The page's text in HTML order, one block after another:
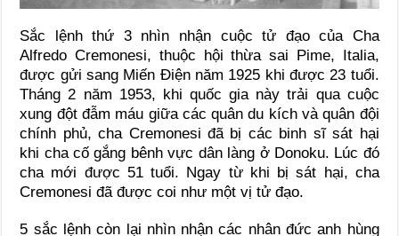
Sắc lệnh thứ 3 nhìn nhận cuộc tử đạo của Cha
Alfredo Cremonesi, thuộc hội thừa sai Pime, Italia,
được gửi sang Miến Điện năm 1925 khi được 23 tuổi.
Tháng 2 năm 1953, khi quốc gia này trải qua cuộc
xung đột đẫm máu giữa các quân du kích và quân đội
chính phủ, cha Cremonesi đã bị các binh sĩ sát hại
khi cha cố gắng bênh vực dân làng ở Donoku. Lúc đó
cha mới được 51 tuổi. Ngay từ khi bị sát hại, cha
Cremonesi đã được coi như một vị tử đạo.
5 sắc lệnh còn lại nhìn nhận các nhân đức anh hùng